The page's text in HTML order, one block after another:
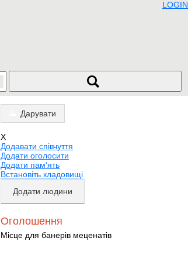
LOGIN
Дарувати
X
Додавати співчуття
Додати оголосити
Додати пам'ять
Встановіть кладовищі
Додати людини
Оголошення
Місце для банерів меценатів